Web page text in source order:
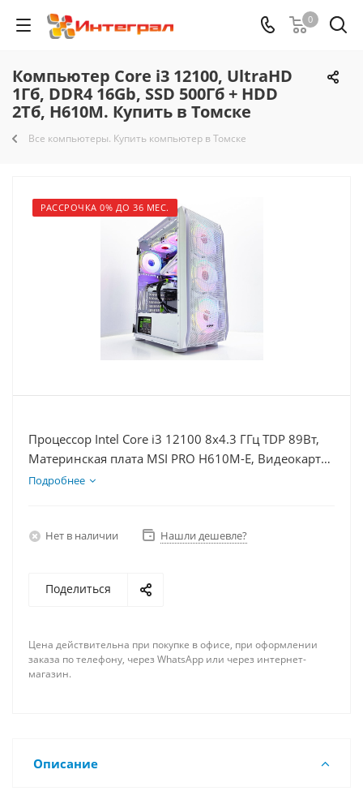
0
Компьютер Core i3 12100, UltraHD
1Гб, DDR4 16Gb, SSD 500Гб + HDD
2Тб, H610M. Купить в Томске
Все компьютеры. Купить компьютер в Томске
РАССРОЧКА 0% ДО 36 МЕС.
Процессор Intel Core i3 12100 8x4.3 ГГц TDP 89Вт,
Материнская плата MSI PRO H610M-E, Видеокарта
UltraHD 1Гб, Память DDR4 16Gb, Диски SSD 500Гб
Подробнее
Нет в наличии Нашли дешевле?
Поделиться
Цена действительна при покупке в офисе, при оформлении
заказа по телефону, через WhatsApp или через интернет-
магазин.
Описание